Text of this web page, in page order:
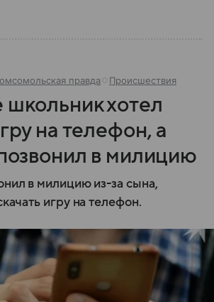
правда Происшествия
хотел
на телефон, а
в милицию
в милицию из-за сына,
игру на телефон.